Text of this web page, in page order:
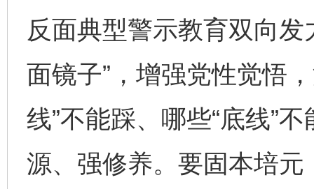
反面典型警示教育双向
面镜子”，增强党性觉悟
线”不能踩、哪些“底线”
源、强修养。要固本培